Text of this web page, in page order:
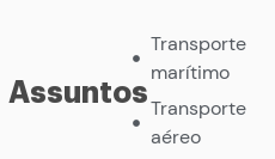
Assuntos
Transporte
marítimo
Transporte
aéreo